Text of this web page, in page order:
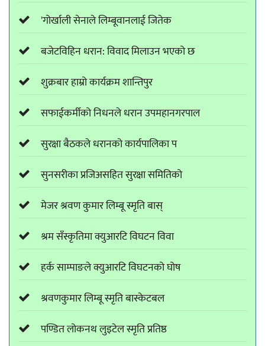
'गोर्खाली सेनाले लिम्बूवानलाई जितेक
बजेटविहिन धरान: विवाद मिलाउन भएको छ
शुक्रबार हाम्रो कार्यक्रम शान्तिपुर
सफाईकर्मीको निधनले धरान उपमहानगरपाल
सुरक्षा बैठकले धरानको कार्यपालिका प
सुनसरीका प्रजिअसहित सुरक्षा समितिको
मेजर श्रवण कुमार लिम्बू स्मृति बास्
श्रम सँस्कृतिमा क्युआरटि विघटन विवा
हर्क साम्पाङले क्युआरटि विघटनको घोष
श्रवणकुमार लिम्बू स्मृति बास्केटबल
पण्डित लोकनथ लुइटेल स्मृति प्रतिष्ठ